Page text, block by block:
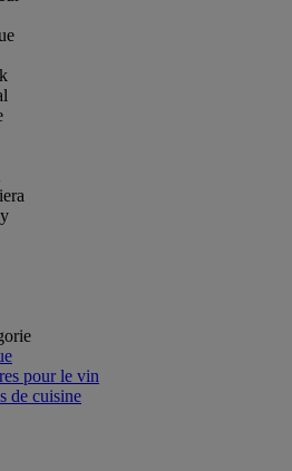
pour le vin
de cuisine